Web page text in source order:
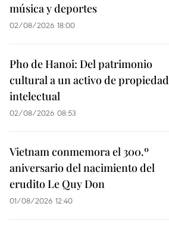
música y deportes
02/08/2026 18:00
Pho de Hanoi: Del patrimonio
cultural a un activo de propiedad
intelectual
02/08/2026 08:53
Vietnam conmemora el 300.º
aniversario del nacimiento del
erudito Le Quy Don
01/08/2026 12:40